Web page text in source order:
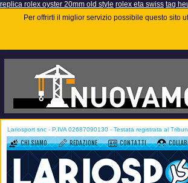
replica rolex oyster 20mm old style rolex eta swiss tag
Per offrirti il miglior servizio possibile questo sito
Lariosport snc - P.IVA 02687090130 - Testata registrata al
CHI SIAMO REDAZIONE CONTATTI